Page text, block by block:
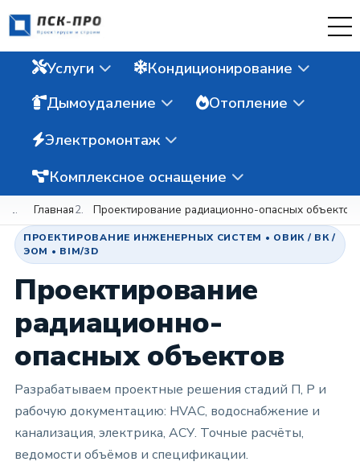
Услуги
Кондиционирование
Дымоудаление
Отопление
Электромонтаж
Комплексное оснащение
Главная Проектирование радиационно-опасных объектов
ПРОЕКТИРОВАНИЕ ИНЖЕНЕРНЫХ СИСТЕМ • ОВИК / ВК /
ЭОМ • BIM/3D
Проектирование
радиационно-
опасных объектов
Разрабатываем проектные решения стадий П, Р и
рабочую документацию: HVAC, водоснабжение и
канализация, электрика, АСУ. Точные расчёты,
ведомости объёмов и спецификации.